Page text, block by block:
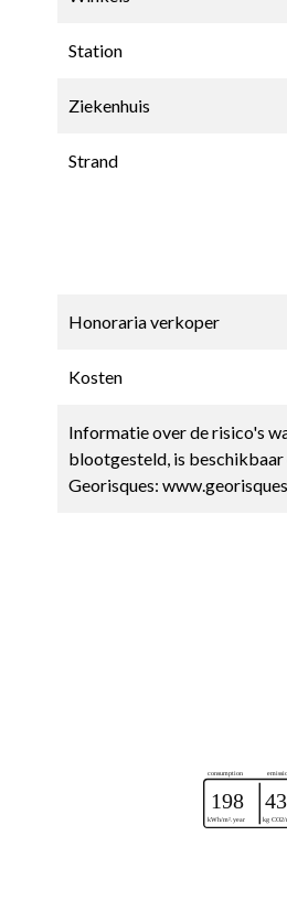
Station
Ziekenhuis
Strand
Honoraria verkoper
Kosten
Informatie over de risico's
blootgesteld, is beschikbaar
Georisques: